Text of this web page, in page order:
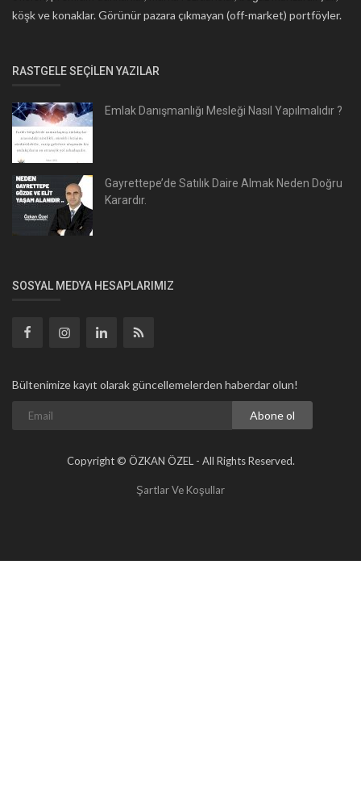
köşk ve konaklar. Görünür pazara çıkmayan (off-market) portföyler.
RASTGELE SEÇILEN YAZILAR
Emlak Danışmanlığı Mesleği Nasıl Yapılmalıdır ?
Gayrettepe’de Satılık Daire Almak Neden Doğru
Karardır.
SOSYAL MEDYA HESAPLARIMIZ
Bültenimize kayıt olarak güncellemelerden haberdar olun!
Abone ol
Copyright © ÖZKAN ÖZEL - All Rights Reserved.
Şartlar Ve Koşullar